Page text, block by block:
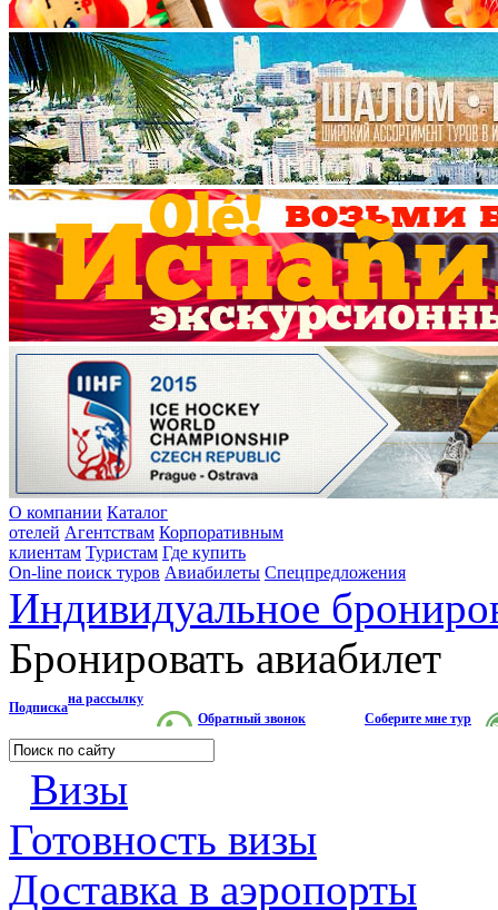
О компании Каталог
отелей Агентствам Корпоративным
клиентам Туристам Где купить
On-line поиск туров Авиабилеты Спецпредложения
Индивидуальное
Бронировать авиабилет
Обратный звонок Соберите мне тур
Подписка
на рассылку
Визы
Готовность визы
Доставка в аэропорты